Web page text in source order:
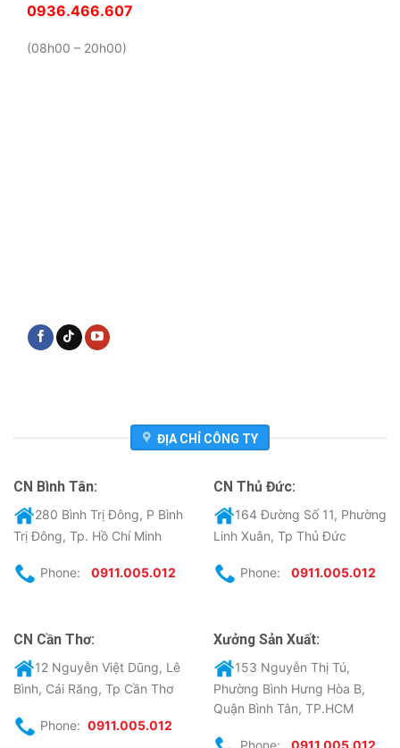
0936.466.607
(08h00 – 20h00)
ĐỊA CHỈ CÔNG TY
CN Bình Tân:
280 Bình Trị Đông, P Bình
Trị Đông, Tp. Hồ Chí Minh
Phone: 0911.005.012
CN Thủ Đức:
164 Đường Số 11, Phường
Linh Xuân, Tp Thủ Đức
Phone: 0911.005.012
CN Cần Thơ:
12 Nguyễn Việt Dũng, Lê
Bình, Cái Răng, Tp Cần Thơ
Phone: 0911.005.012
Xưởng Sản Xuất:
153 Nguyễn Thị Tú,
Phường Bình Hưng Hòa B,
Quận Bình Tân, TP.HCM